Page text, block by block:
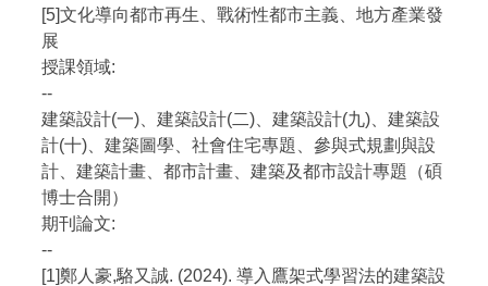
[5]文化導向都市再生、戰術性都市主義、地方產業發
展
授課領域:
--
建築設計(一)、建築設計(二)、建築設計(九)、建築設
計(十)、建築圖學、社會住宅專題、參與式規劃與設
計、建築計畫、都市計畫、建築及都市設計專題（碩
博士合開）
期刊論文:
--
[1]鄭人豪,駱又誠. (2024). 導入鷹架式學習法的建築設